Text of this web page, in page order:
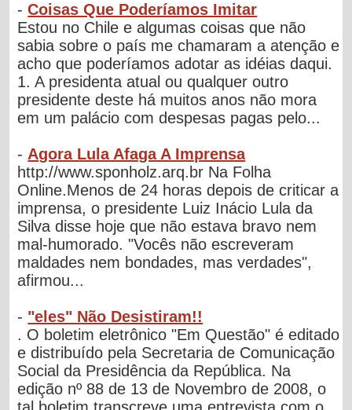
-Coisas Que Poderíamos Imitar
Estou no Chile e algumas coisas que não
sabia sobre o país me chamaram a atenção e
acho que poderíamos adotar as idéias daqui.
1. A presidenta atual ou qualquer outro
presidente deste há muitos anos não mora
em um palácio com despesas pagas pelo...
- Agora Lula Afaga A Imprensa
http://www.sponholz.arq.br Na Folha
Online.Menos de 24 horas depois de criticar a
imprensa, o presidente Luiz Inácio Lula da
Silva disse hoje que não estava bravo nem
mal-humorado. "Vocês não escreveram
maldades nem bondades, mas verdades",
afirmou...
- "eles" Não Desistiram!!
. O boletim eletrônico "Em Questão" é editado
e distribuído pela Secretaria de Comunicação
Social da Presidência da República. Na
edição nº 88 de 13 de Novembro de 2008, o